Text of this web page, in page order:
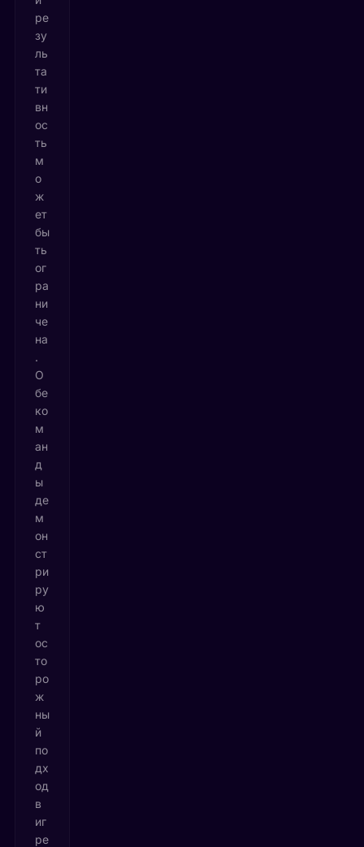
ре
зу
ль
та
ти
вн
ос
ть
м
о
ж
ет
бы
ть
ог
ра
ни
че
на
.
О
бе
ко
м
ан
д
ы
де
м
он
ст
ри
ру
ю
т
ос
то
ро
ж
ны
й
по
дх
од
в
иг
ре